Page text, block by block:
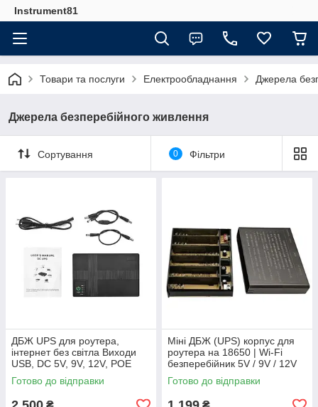
Instrument81
Товари та послуги Електрообладнання Джерела
Джерела безперебійного живлення
Сортування 0 Фільтри
ДБЖ UPS для роутера,
інтернет без світла Виходи
USB, DC 5V, 9V, 12V, POE
10400
Готово до відправки
Міні ДБЖ (UPS) корпус для
роутера на 18650 | Wi-Fi
безперебійник 5V / 9V / 12V
Готово до відправки